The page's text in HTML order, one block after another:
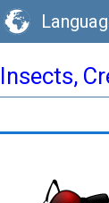
Insects,